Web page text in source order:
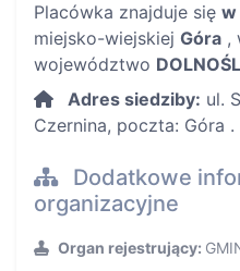
Placówka znajduje się w
miejsko-wiejskiej Góra ,
województwo
Adres siedziby: ul.
Czernina, poczta: Góra .
Dodatkowe
organizacyjne
Organ rejestrujący: